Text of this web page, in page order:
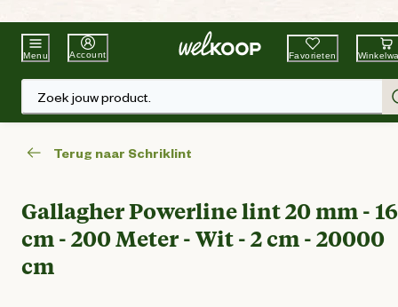
Beste WinkelketenTuin & Dier
Menu Account Favorieten
Zoek jouw product.
Terug naar Schriklint
Gallagher Powerline lint 20 mm -
cm - 200 Meter - Wit - 2 cm - 20000
cm